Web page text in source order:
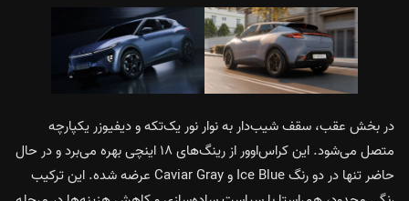
در بخش عقب، سقف شیب‌دار به نوار نور یک‌تکه و دیفیوزر یکپارچه
متصل می‌شود. این کراس‌اوور از رینگ‌های ۱۸ اینچی بهره می‌برد و در حال
حاضر تنها در دو رنگ Ice Blue و Caviar Gray عرضه شده. این ترکیب